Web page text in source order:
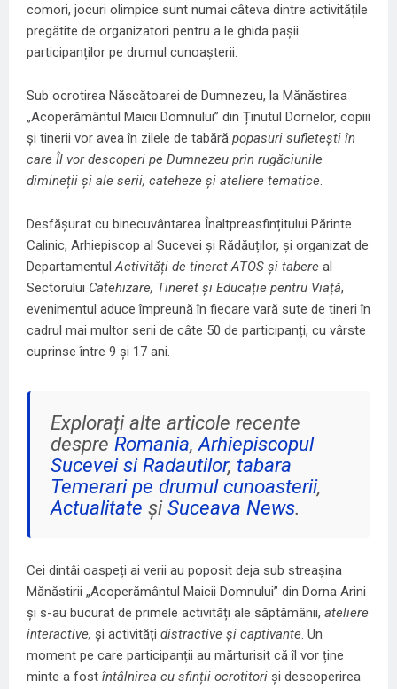
comori, jocuri olimpice sunt numai câteva dintre activitățile
pregătite de organizatori pentru a le ghida pașii
participanților pe drumul cunoașterii.
Sub ocrotirea Născătoarei de Dumnezeu, la Mănăstirea
„Acoperământul Maicii Domnului” din Ținutul Dornelor, copiii
și tinerii vor avea în zilele de tabără popasuri sufletești în
care Îl vor descoperi pe Dumnezeu prin rugăciunile
dimineții și ale serii, cateheze și ateliere tematice
Desfășurat cu binecuvântarea Înaltpreasfințitului Părinte
Calinic, Arhiepiscop al Sucevei și Rădăuților, și organizat de
Departamentul Activități de tineret ATOS și tabere al
Sectorului Catehizare, Tineret și Educație pentru Viață,
evenimentul aduce împreună în fiecare vară sute de tineri în
cadrul mai multor serii de câte 50 de participanți, cu vârste
cuprinse între 9 și 17 ani.
Explorați alte articole recente
despre Romania,Arhiepiscopul
Sucevei si Radautilor, tabara
Temerari pe drumul cunoasterii,
Actualitate șiSuceava News.
Cei dintâi oaspeți ai verii au poposit deja sub streașina
Mănăstirii „Acoperământul Maicii Domnului” din Dorna Arini
și s-au bucurat de primele activități ale săptămânii, ateliere
interactive, și activități distractive și captivante. Un
moment pe care participanții au mărturisit că îl vor ține
minte a fost întâlnirea cu sfinții ocrotitori și descoperirea